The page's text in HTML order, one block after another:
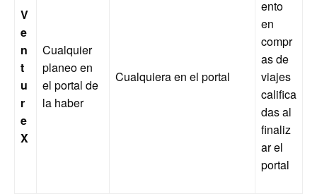
V
e
n
t
u
r
e
X
Cualquier
planeo en
el portal de
la haber
Cualquiera en el portal
ento
en
compr
as de
viajes
califica
das al
finaliz
ar el
portal